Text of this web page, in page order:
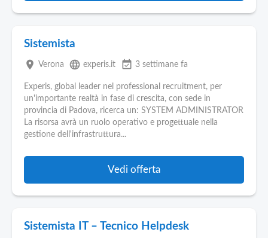
Sistemista
place Verona language experis.it event_available 3 settimane fa
Experis, global leader nel professional recruitment, per
un'importante realtà in fase di crescita, con sede in
provincia di Padova, ricerca un: SYSTEM ADMINISTRATOR
La risorsa avrà un ruolo operativo e progettuale nella
gestione dell'infrastruttura...
Vedi offerta
Sistemista IT – Tecnico Helpdesk